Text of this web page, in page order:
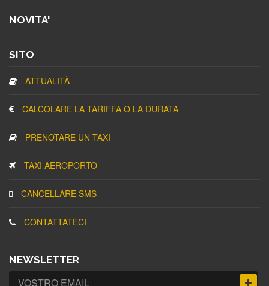
NOVITA'
SITO
ATTUALITÀ
CALCOLARE LA TARIFFA O LA DURATA
PRENOTARE UN TAXI
TAXI AEROPORTO
CANCELLARE SMS
CONTATTATECI
NEWSLETTER